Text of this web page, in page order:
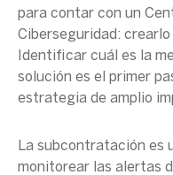
para contar con un
Ciberseguridad :
Identificar cuál es la
solución es el primer
estrategia de amplio
La subcontratación es
monitorear las alertas